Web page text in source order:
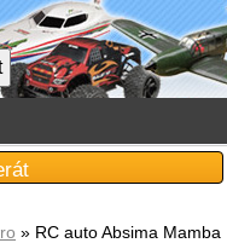
» RC auto Absima Mamba